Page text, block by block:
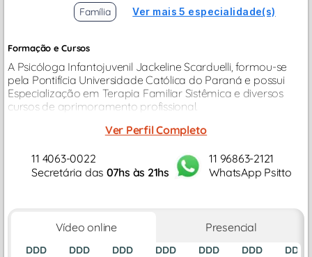
Família Ver mais 5 especialidade(s)
Formação e Cursos
A Psicóloga Infantojuvenil Jackeline Scarduelli, formou-se
pela Pontifícia Universidade Católica do Paraná e possui
Especialização em Terapia Familiar Sistêmica e diversos
cursos de aprimoramento profissional.
Ver Perfil Completo
11 4063-0022
Secretária das 07hs às 21hs
11 96863-2121
WhatsApp Psitto
Vídeo online Presencial
DDD
DDD
DDD
DDD
DDD
DDD
DDD